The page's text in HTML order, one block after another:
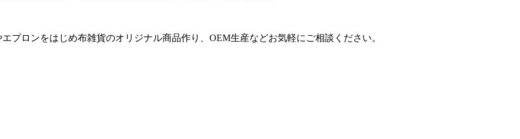
プロンをはじめ布雑貨のオリジナル商品作り、OEM生産などお気軽にご相談ください。